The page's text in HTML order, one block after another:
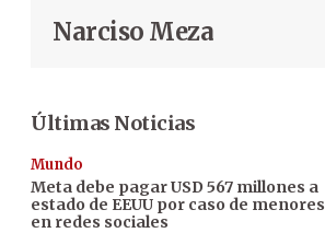
Narciso Meza
Últimas Noticias
Mundo
Meta debe pagar USD 567 millones a
estado de EEUU por caso de menores
en redes sociales